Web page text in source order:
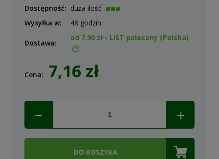
Dostępność: duża ilość
Wysyłka w:
48 godzin
Dostawa:
od 7,90 zł - LIST polecony (Polska)
Cena: 7,16 zł
DO KOSZYKA